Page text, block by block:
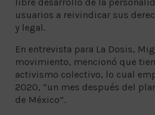
usuarios a reivindicar sus
y legal.
En entrevista para La Dosis,
movimiento, mencionó que
activismo colectivo, lo cual
2020, “un mes después del
de México”.